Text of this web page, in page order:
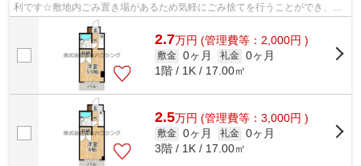
利です☆敷地内ごみ置き場があるため気軽にごみ捨てを行うことができ、ゴ
ミの多い時も安心です☆空気の入れ替え...
2.7万円 (管理費等：2,000円 )
敷金 0ヶ月 礼金 0ヶ月
1階 / 1K / 17.00㎡
2.5万円 (管理費等：3,000円 )
敷金 0ヶ月 礼金 0ヶ月
3階 / 1K / 17.00㎡